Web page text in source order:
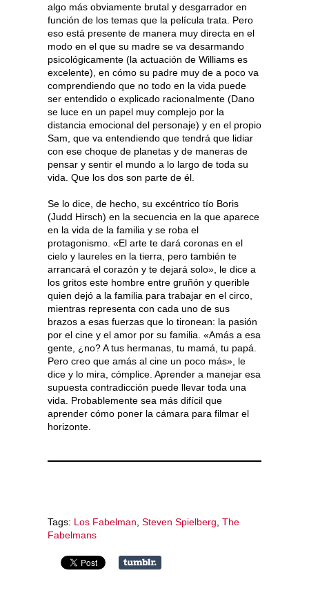
algo más obviamente brutal y desgarrador en
función de los temas que la película trata. Pero
eso está presente de manera muy directa en el
modo en el que su madre se va desarmando
psicológicamente (la actuación de Williams es
excelente), en cómo su padre muy de a poco va
comprendiendo que no todo en la vida puede
ser entendido o explicado racionalmente (Dano
se luce en un papel muy complejo por la
distancia emocional del personaje) y en el propio
Sam, que va entendiendo que tendrá que lidiar
con ese choque de planetas y de maneras de
pensar y sentir el mundo a lo largo de toda su
vida. Que los dos son parte de él.
Se lo dice, de hecho, su excéntrico tío Boris
(Judd Hirsch) en la secuencia en la que aparece
en la vida de la familia y se roba el
protagonismo. «El arte te dará coronas en el
cielo y laureles en la tierra, pero también te
arrancará el corazón y te dejará solo», le dice a
los gritos este hombre entre gruñón y querible
quien dejó a la familia para trabajar en el circo,
mientras representa con cada uno de sus
brazos a esas fuerzas que lo tironean: la pasión
por el cine y el amor por su familia. «Amás a esa
gente, ¿no? A tus hermanas, tu mamá, tu papá.
Pero creo que amás al cine un poco más», le
dice y lo mira, cómplice. Aprender a manejar esa
supuesta contradicción puede llevar toda una
vida. Probablemente sea más difícil que
aprender cómo poner la cámara para filmar el
horizonte.
Tags: Los Fabelman Steven Spielberg The
Fabelmans